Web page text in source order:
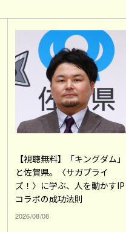
【視聴無料】「キングダム」
と佐賀県。〈サガプライ
ズ！〉に学ぶ、人を動かすIP
コラボの成功法則
2026/08/08